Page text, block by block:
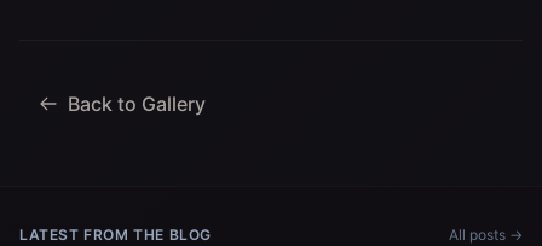
Back to Gallery
LATEST FROM THE BLOG All posts →